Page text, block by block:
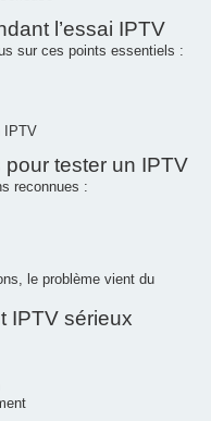
l’essai IPTV
sur ces points essentiels :
IPTV
tester un IPTV
reconnues :
le problème vient du
IPTV sérieux